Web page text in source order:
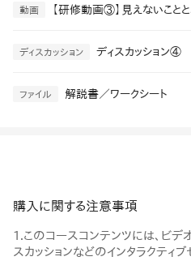
動画
ディスカッション ディスカッション④
ファイル 解説書／ワークシート
購入に関する注意事項
1.このコースコンテンツには、ビデ
スカッションなどのインタラクティ